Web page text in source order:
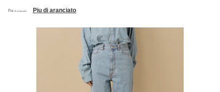
Piu di aranciato